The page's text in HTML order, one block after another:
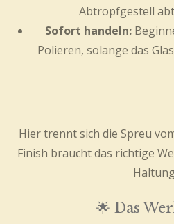
Abtropfgestell
Sofort handeln:
Polieren, solange das
Hier trennt sich die Spreu
Finish braucht das richtige
🌟 Das